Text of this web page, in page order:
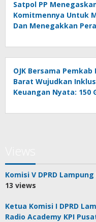
Satpol PP
Komitmennya Untuk
Dan Menegakkan
OJK Bersama Pemkab
Barat Wujudkan
Keuangan Nyata: 150
Asuransi Jiwa
Komisi V DPRD
13 views
Ketua Komisi I DPRD
Radio Academy KPI